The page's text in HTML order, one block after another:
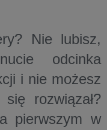
Nie lubisz,
odcinka
i nie możesz
rozwiązał?
pierwszym w